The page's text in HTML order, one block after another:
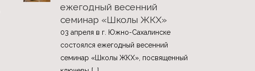
ежегодный весенний
семинар «Школы ЖКХ»
03 апреля в г. Южно-Сахалинске
состоялся ежегодный весенний
семинар «Школы ЖКХ», посвященный